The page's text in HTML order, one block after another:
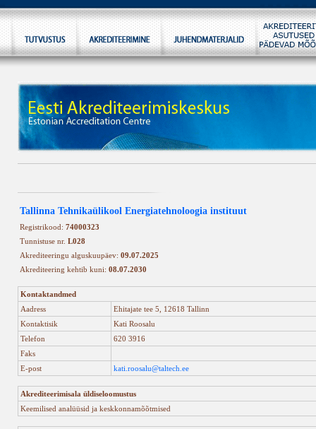
Tallinna Tehnikaülikool Energiatehnoloogia instituut
Registrikood: 74000323
Tunnistuse nr. L028
Akrediteeringu alguskuupäev: 09.07.2025
Akrediteering kehtib kuni: 08.07.2030
Kontaktandmed
Aadress
Ehitajate tee 5, 12618 Tallinn
Kontaktisik
Kati Roosalu
Telefon
620 3916
Faks
E-post
kati.roosalu@taltech.ee
Akrediteerimisala üldiseloomustus
Keemilised analüüsid ja keskkonnamõõtmised